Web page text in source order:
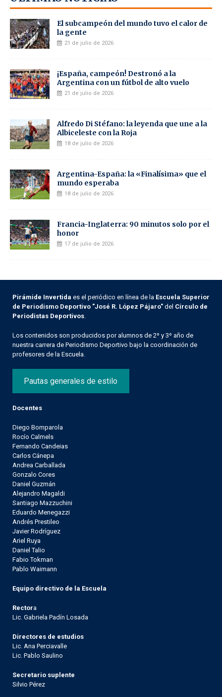
El subcampeón del mundo tuvo el calor de
la gente
21 de julio de 2026
¡España, campeón! Destronó a la
Argentina con un fútbol de alto vuelo
21 de julio de 2026
Alfredo Di Stéfano: la leyenda que une a la
Albiceleste con la Roja
18 de julio de 2026
Argentina-España: la «Finalísima» que el
mundo esperaba
18 de julio de 2026
Francia-Inglaterra: 90 minutos solo por el
honor
17 de julio de 2026
Pirámide Invertida es el periódico en línea de la Escuela Superior
de Periodismo Deportivo "José R. López Pájaro" del Círculo de
Periodistas Deportivos
Los contenidos son producidos por alumnos de 2º y 3º año de
nuestra carrera de Periodismo Deportivo bajo la coordinación de
profesores de la Escuela.
Pautas generales de estilo
Docentes
Diego Bomparola
Rocío Calmels
Fernando Candeias
Carlos Cánepa
Andrea Carballada
Gonzalo Cores
Daniel Guzmán
Alejandro Magaldi
Santiago Mazzuchini
Eduardo Menegazzi
Andrés Prestileo
Javier Rodríguez
Ariel Ruya
Daniel Talio
Fabio Tokman
Pablo Waimann
Equipo directivo de la Escuela
Rectora
Lic. Gabriela Padín Losada
Directores de estudios
Lic. Ana Perciavalle
Lic. Pablo Saulino
Secretario suplente
Silvio Pérez